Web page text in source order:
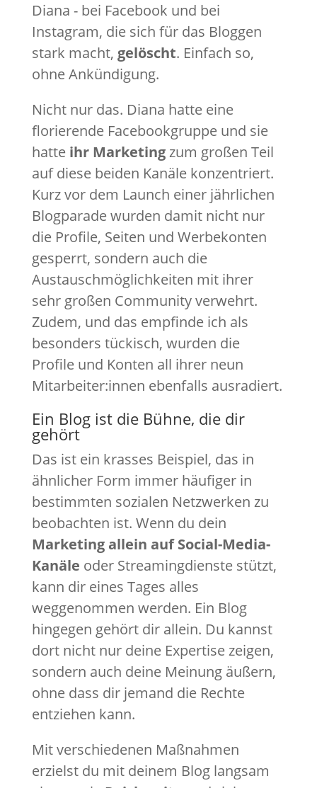
Diana - bei Facebook und bei
Instagram, die sich für das Bloggen
stark macht, gelöscht. Einfach so,
ohne Ankündigung.
Nicht nur das. Diana hatte eine
florierende Facebookgruppe und sie
hatte ihr Marketingzum großen Teil
auf diese beiden Kanäle konzentriert.
Kurz vor dem Launch einer jährlichen
Blogparade wurden damit nicht nur
die Profile, Seiten und Werbekonten
gesperrt, sondern auch die
Austauschmöglichkeiten mit ihrer
sehr großen Community verwehrt.
Zudem, und das empfinde ich als
besonders tückisch, wurden die
Profile und Konten all ihrer neun
Mitarbeiter:innen ebenfalls ausradiert.
Ein Blog ist die Bühne, die dir
gehört
Das ist ein krasses Beispiel, das in
ähnlicher Form immer häufiger in
bestimmten sozialen Netzwerken zu
beobachten ist. Wenn du dein
Marketing allein auf Social-Media-
Kanäle oder Streamingdienste stützt,
kann dir eines Tages alles
weggenommen werden. Ein Blog
hingegen gehört dir allein. Du kannst
dort nicht nur deine Expertise zeigen,
sondern auch deine Meinung äußern,
ohne dass dir jemand die Rechte
entziehen kann.
Mit verschiedenen Maßnahmen
erzielst du mit deinem Blog langsam